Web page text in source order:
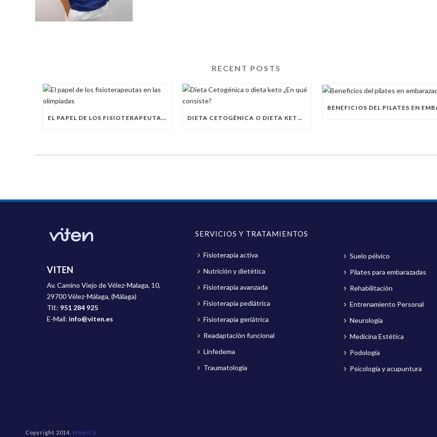
RECENT POSTS
EL PAPEL DE LOS FISIOTERAPEUTAS EN LAS OLIMPIADAS DIETA CETOGÉNICA O DIETA KETO ¿EN QUÉ CONSISTE?
VITEN
Av. Camino Viejo de Vélez-Malaga, 10,
29700 Vélez-Málaga, (Málaga)
Tlf.: 951 284 925
E-Mail: info@viten.es
SERVICIOS Y TRATAMIENTOS
Fisioterapia activa
Nutrición y dietética
Fisioterapia avanzada
Fisioterapia pediátrica
Fisioterapia geriátrica
Readaptación funcional
Linfedema
Traumatología
Suelo pélvico
Pilates para embarazadas
Rehabilitación
Entrenamiento Personal
Neurología
Medicina Estética
Podología
Psicología y acupuntura
Copyright 2014. MomiCo